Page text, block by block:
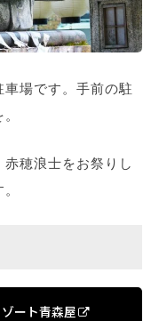
場です。手前の駐
穂浪士をお祭りし
ート青森屋